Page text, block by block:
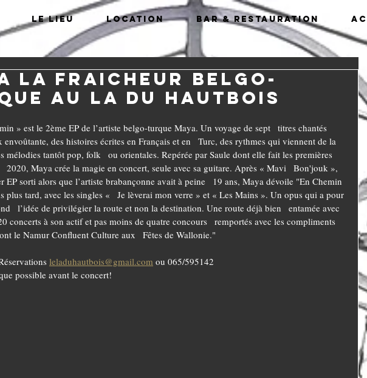
Le lieu Location Bar & Restauration
la fraicheur belgo-
au LA du Hautbois
» est le 2ème EP de l’artiste belgo-turque Maya. Un voyage de sept   titres chantés
envoûtante, des histoires écrites en Français et en   Turc, des rythmes qui viennent de la
mélodies tantôt pop, folk   ou orientales. Repérée par Saule dont elle fait les premières
2020, Maya crée la magie en concert, seule avec sa guitare. Après « Mavi   Bon'jouk »,
EP sorti alors que l’artiste brabançonne avait à peine   19 ans, Maya dévoile "En Chemin
plus tard, avec les singles «   Je lèverai mon verre » et « Les Mains ». Un opus qui a pour
l’idée de privilégier la route et non la destination. Une route déjà bien   entamée avec
concerts à son actif et pas moins de quatre concours   remportés avec les compliments
le Namur Confluent Culture aux   Fêtes de Wallonie."
leladuhautbois@gmail.com ou 065/595142
possible avant le concert!